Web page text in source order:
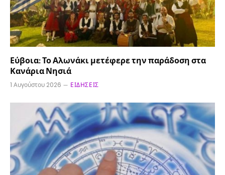
Εύβοια: Το Αλωνάκι μετέφερε την παράδοση στα
Κανάρια Νησιά
1 Αυγούστου 2026 ΕΙΔΉΣΕΙΣ